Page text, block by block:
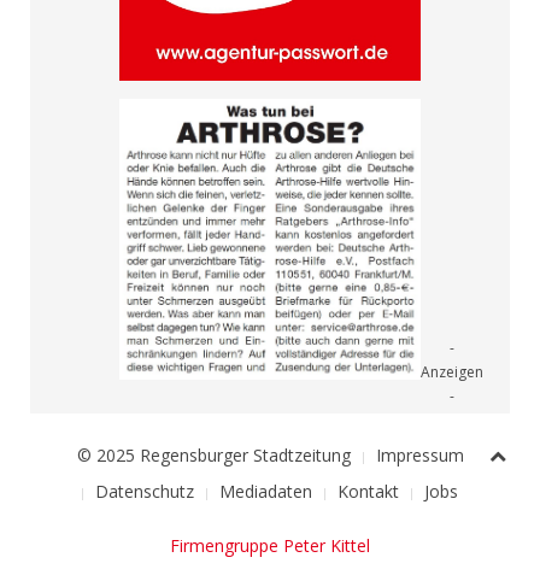
© 2025 Regensburger Stadtzeitung
Impressum
Datenschutz
Mediadaten Kontakt Jobs
Firmengruppe Peter Kittel